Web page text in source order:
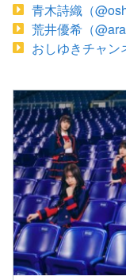
青木詩織（
荒井優希（
おしゆきチャン